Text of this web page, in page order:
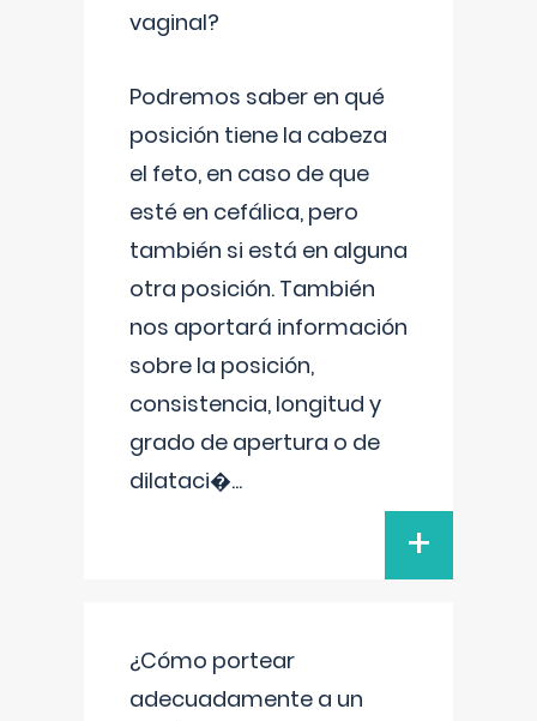
vaginal?
Podremos saber en qué
posición tiene la cabeza
el feto, en caso de que
esté en cefálica, pero
también si está en alguna
otra posición. También
nos aportará información
sobre la posición,
consistencia, longitud y
grado de apertura o de
dilataci�...
+
¿Cómo portear
adecuadamente a un